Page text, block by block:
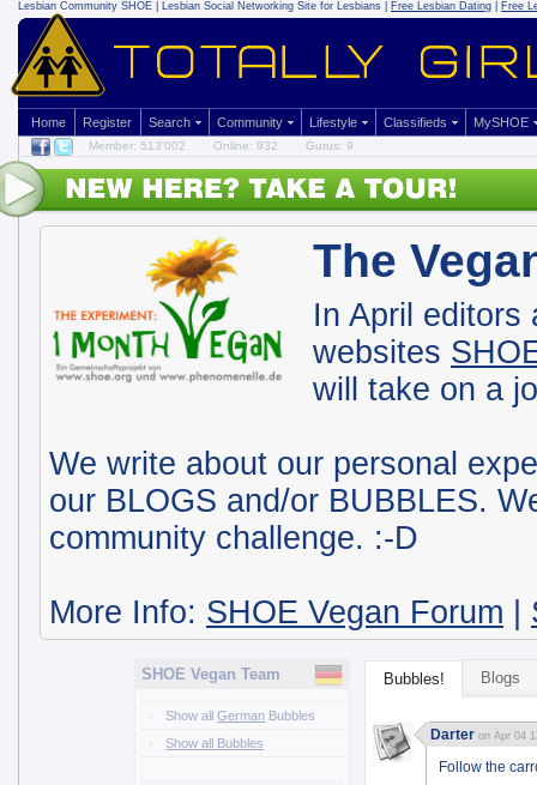
Lesbian Community SHOE | Lesbian Social Networking Site for Lesbians | Free Lesbian Dating Free
Home Register Search Community Lifestyle Classifieds MySHOE
Member: 513'002 Online: 932 Gurus: 9
The
In April editors
websites
will take on a
We write about our personal
our BLOGS and/or BUBBLES.
community challenge. :-D
More Info: SHOE Vegan Forum
SHOE Vegan Team
Show allGerman Bubbles
Show all Bubbles
Bubbles! Blogs
Darter on Apr 04
Follow the